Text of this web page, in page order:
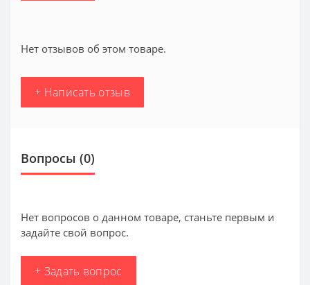
Нет отзывов об этом товаре.
+ Написать отзыв
Вопросы (0)
Нет вопросов о данном товаре, станьте первым и
задайте свой вопрос.
+ Задать вопрос